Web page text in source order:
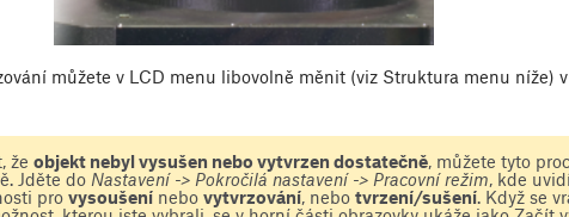
můžete v LCD menu libovolně měnit (viz Struktura menu níže)
že objekt nebyl vysušen nebo vytvrzen dostatečně, můžete tyto
Jděte do Nastavení -> Pokročilá nastavení -> Pracovní režim, kde
pro vysoušenínebo vytvrzování, nebo tvrzení/sušení. Když se